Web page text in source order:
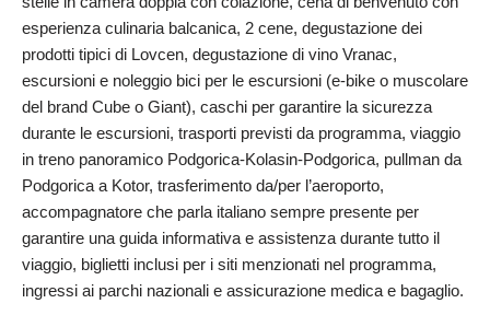
esperienza culinaria balcanica, 2 cene, degustazione dei
prodotti tipici di Lovcen, degustazione di vino Vranac,
escursioni e noleggio bici per le escursioni (e-bike o muscolare
del brand Cube o Giant), caschi per garantire la sicurezza
durante le escursioni, trasporti previsti da programma, viaggio
in treno panoramico Podgorica-Kolasin-Podgorica, pullman da
Podgorica a Kotor, trasferimento da/per l’aeroporto,
accompagnatore che parla italiano sempre presente per
garantire una guida informativa e assistenza durante tutto il
viaggio, biglietti inclusi per i siti menzionati nel programma,
ingressi ai parchi nazionali e assicurazione medica e bagaglio.